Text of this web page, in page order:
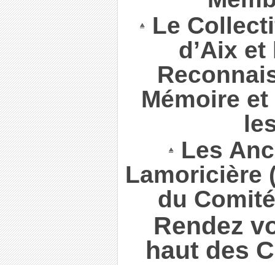
Le
d’Aix
Mémoire
Les
Lamoricière
du
Rendez
haut des